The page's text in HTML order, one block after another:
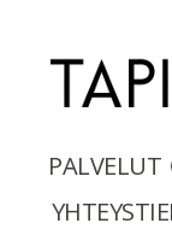
PALVELUT